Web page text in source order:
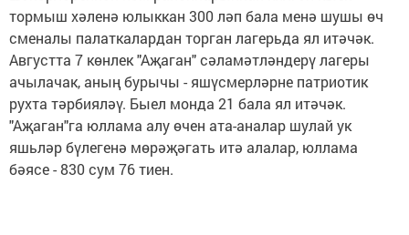
тормыш хәленә юлыккан 300 ләп бала менә шушы өч
сменалы палаткалардан торган лагерьда ял итәчәк.
Августта 7 көнлек "Аҗаган" сәламәтләндерү лагеры
ачылачак, аның бурычы - яшүсмерләрне патриотик
рухта тәрбияләү. Быел монда 21 бала ял итәчәк.
"Аҗаган"га юллама алу өчен ата-аналар шулай ук
яшьләр бүлегенә мөрәҗәгать итә алалар, юллама
бәясе - 830 сум 76 тиен.